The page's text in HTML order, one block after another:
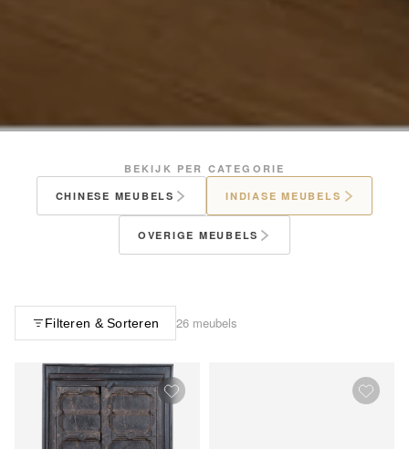
BEKIJK PER CATEGORIE
CHINESE MEUBELS
INDIASE MEUBELS
OVERIGE MEUBELS
Filteren & Sorteren 26 meubels